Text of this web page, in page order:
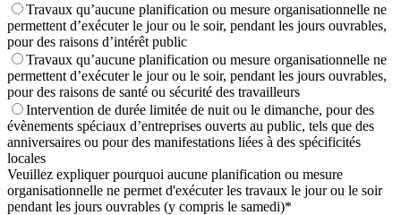
Travaux qu’aucune planification ou mesure organisationnelle ne
permettent d’exécuter le jour ou le soir, pendant les jours ouvrables,
pour des raisons d’intérêt public
Travaux qu’aucune planification ou mesure organisationnelle ne
permettent d’exécuter le jour ou le soir, pendant les jours ouvrables,
pour des raisons de santé ou sécurité des travailleurs
Intervention de durée limitée de nuit ou le dimanche, pour des
évènements spéciaux d’entreprises ouverts au public, tels que des
anniversaires ou pour des manifestations liées à des spécificités
locales
Veuillez expliquer pourquoi aucune planification ou mesure
organisationnelle ne permet d'exécuter les travaux le jour ou le soir
pendant les jours ouvrables (y compris le samedi)*